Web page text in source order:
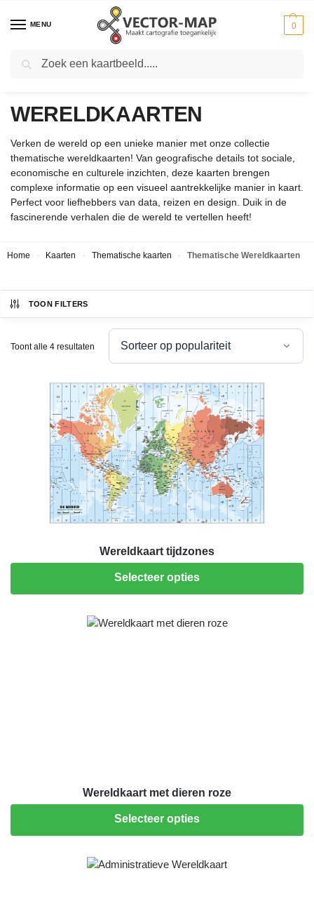
MENU 0
WERELDKAARTEN
Verken de wereld op een unieke manier met onze collectie
thematische wereldkaarten! Van geografische details tot sociale,
economische en culturele inzichten, deze kaarten brengen
complexe informatie op een visueel aantrekkelijke manier in kaart.
Perfect voor liefhebbers van data, reizen en design. Duik in de
fascinerende verhalen die de wereld te vertellen heeft!
Home - Kaarten - Thematische kaarten - Thematische Wereldkaarten
TOON FILTERS
Toont alle 4 resultaten
Wereldkaart tijdzones
Selecteer opties
Wereldkaart met dieren roze
Selecteer opties